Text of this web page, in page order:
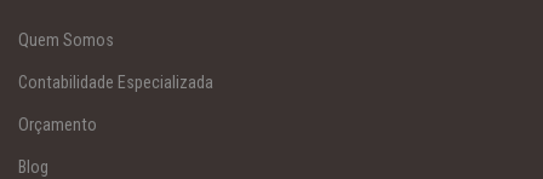
Quem Somos
Contabilidade Especializada
Orçamento
Blog